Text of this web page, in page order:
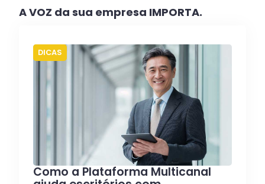
A VOZ da sua empresa IMPORTA.
DICAS
Como a Plataforma Multicanal